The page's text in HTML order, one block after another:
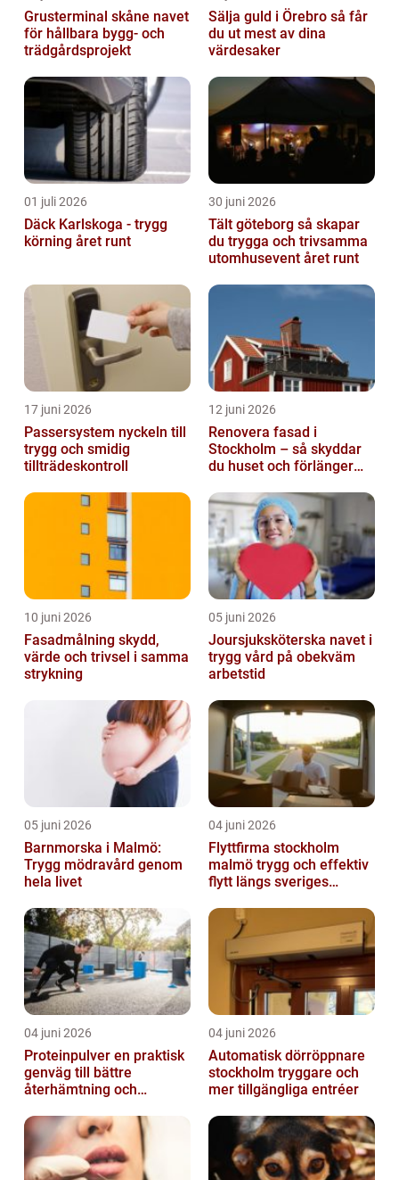
Grusterminal skåne navet
för hållbara bygg- och
trädgårdsprojekt
Sälja guld i Örebro så får
du ut mest av dina
värdesaker
01 juli 2026
Däck Karlskoga - trygg
körning året runt
30 juni 2026
Tält göteborg så skapar
du trygga och trivsamma
utomhusevent året runt
17 juni 2026
Passersystem nyckeln till
trygg och smidig
tillträdeskontroll
12 juni 2026
Renovera fasad i
Stockholm – så skyddar
du huset och förlänger
10 juni 2026
Fasadmålning skydd,
värde och trivsel i samma
strykning
05 juni 2026
Joursjuksköterska navet i
trygg vård på obekväm
arbetstid
05 juni 2026
Barnmorska i Malmö:
Trygg mödravård genom
hela livet
04 juni 2026
Flyttfirma stockholm
malmö trygg och effektiv
flytt längs sveriges
04 juni 2026
Proteinpulver en praktisk
genväg till bättre
återhämtning och
04 juni 2026
Automatisk dörröppnare
stockholm tryggare och
mer tillgängliga entréer